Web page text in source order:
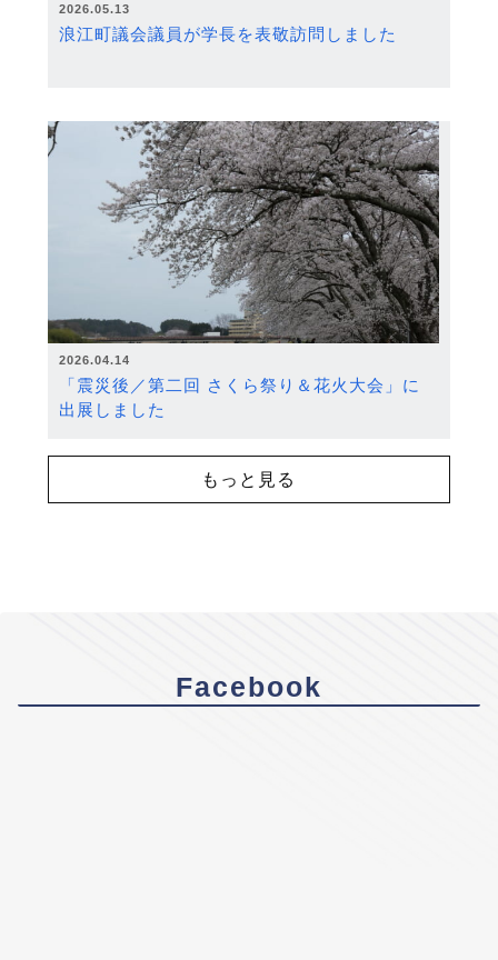
2026.05.13
浪江町議会議員が学長を表敬訪問しました
2026.04.14
「震災後／第二回 さくら祭り＆花火大会」に
出展しました
もっと見る
Facebook